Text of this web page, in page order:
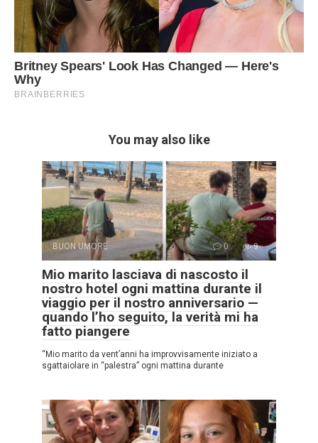
You may also like
BUON UMORE 0 9
Mio marito lasciava di nascosto il
nostro hotel ogni mattina durante il
viaggio per il nostro anniversario —
quando l’ho seguito, la verità mi ha
fatto piangere
“Mio marito da vent’anni ha improvvisamente iniziato a
sgattaiolare in “palestra” ogni mattina durante